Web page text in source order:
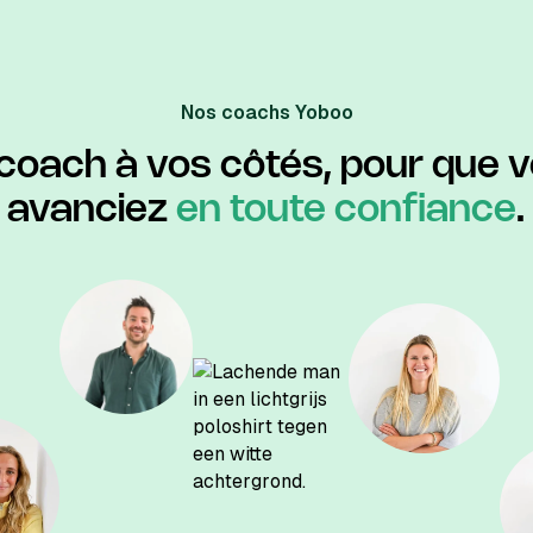
Nos coachs Yoboo
à vos côtés, pour que
avanciezen toute confiance.